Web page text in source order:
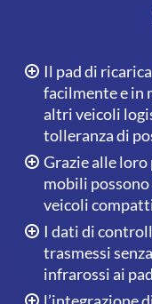
Il pad di
facilmente e in
altri veicoli
tolleranza di
Grazie alle
mobili
veicoli
I dati di
trasmessi
infrarossi ai